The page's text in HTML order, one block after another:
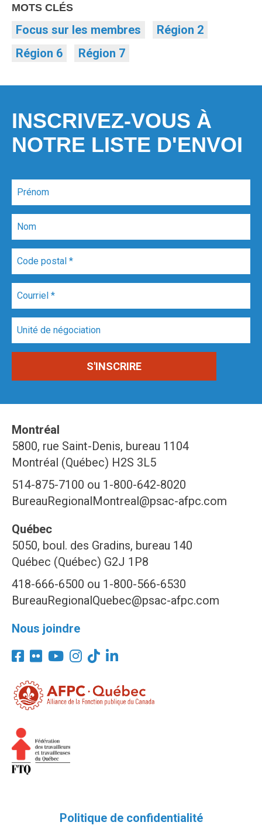
MOTS CLÉS
Focus sur les membres
Région 2
Région 6
Région 7
INSCRIVEZ-VOUS À
NOTRE LISTE D'ENVOI
Montréal
5800, rue Saint-Denis, bureau 1104
Montréal (Québec) H2S 3L5
514-875-7100 ou 1-800-642-8020
BureauRegionalMontreal@psac-afpc.com
Québec
5050, boul. des Gradins, bureau 140
Québec (Québec) G2J 1P8
418-666-6500 ou 1-800-566-6530
BureauRegionalQuebec@psac-afpc.com
Nous joindre
Politique de confidentialité